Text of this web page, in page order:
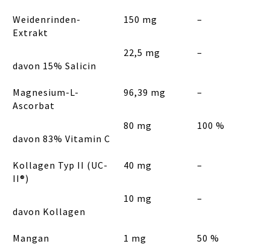
Weidenrinden-
Extrakt
davon 15% Salicin
150 mg
22,5 mg
–
–
Magnesium-L-
Ascorbat
davon 83% Vitamin C
96,39 mg
80 mg
–
100 %
Kollagen Typ II (UC-
II®)
davon Kollagen
40 mg
10 mg
–
–
Mangan 1 mg 50 %